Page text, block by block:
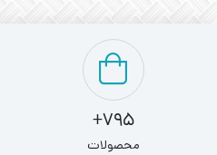
795+
محصولات